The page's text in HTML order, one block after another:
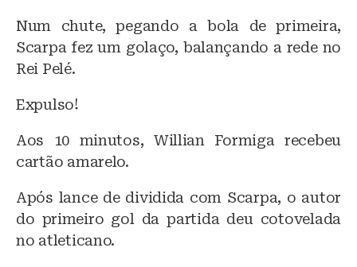
Num chute, pegando a bola de primeira,
Scarpa fez um golaço, balançando a rede no
Rei Pelé.
Expulso!
Aos 10 minutos, Willian Formiga recebeu
cartão amarelo.
Após lance de dividida com Scarpa, o autor
do primeiro gol da partida deu cotovelada
no atleticano.